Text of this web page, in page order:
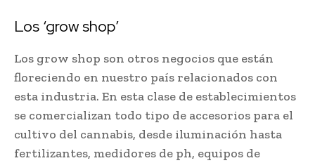
Los ‘grow shop’
Los grow shop son otros negocios que están
floreciendo en nuestro país relacionados con
esta industria. En esta clase de establecimientos
se comercializan todo tipo de accesorios para el
cultivo del cannabis, desde iluminación hasta
fertilizantes, medidores de ph, equipos de